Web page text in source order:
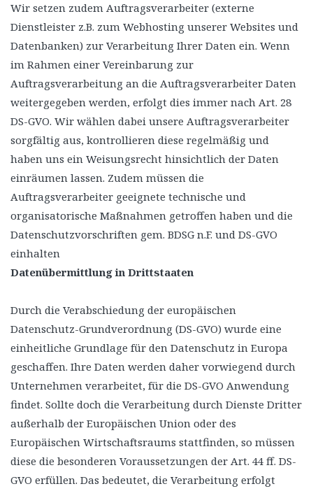
Wir setzen zudem Auftragsverarbeiter (externe
Dienstleister z.B. zum Webhosting unserer Websites und
Datenbanken) zur Verarbeitung Ihrer Daten ein. Wenn
im Rahmen einer Vereinbarung zur
Auftragsverarbeitung an die Auftragsverarbeiter Daten
weitergegeben werden, erfolgt dies immer nach Art. 28
DS-GVO. Wir wählen dabei unsere Auftragsverarbeiter
sorgfältig aus, kontrollieren diese regelmäßig und
haben uns ein Weisungsrecht hinsichtlich der Daten
einräumen lassen. Zudem müssen die
Auftragsverarbeiter geeignete technische und
organisatorische Maßnahmen getroffen haben und die
Datenschutzvorschriften gem. BDSG n.F. und DS-GVO
einhalten
Datenübermittlung in Drittstaaten
Durch die Verabschiedung der europäischen
Datenschutz-Grundverordnung (DS-GVO) wurde eine
einheitliche Grundlage für den Datenschutz in Europa
geschaffen. Ihre Daten werden daher vorwiegend durch
Unternehmen verarbeitet, für die DS-GVO Anwendung
findet. Sollte doch die Verarbeitung durch Dienste Dritter
außerhalb der Europäischen Union oder des
Europäischen Wirtschaftsraums stattfinden, so müssen
diese die besonderen Voraussetzungen der Art. 44 ff. DS-
GVO erfüllen. Das bedeutet, die Verarbeitung erfolgt